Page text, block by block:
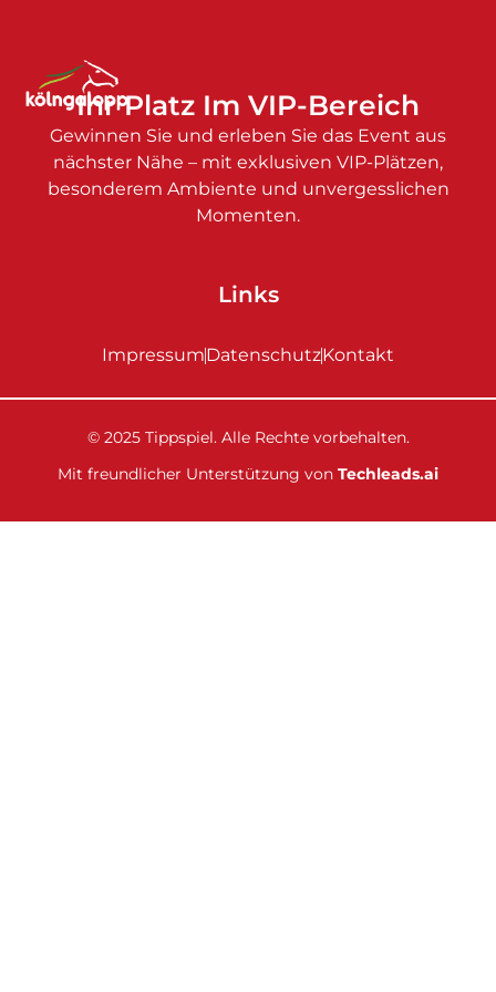
Ihr Platz Im VIP-Bereich
Gewinnen Sie und erleben Sie das Event aus
nächster Nähe – mit exklusiven VIP-Plätzen,
besonderem Ambiente und unvergesslichen
Momenten.
Links
ImpressumDatenschutzKontakt
© 2025 Tippspiel. Alle Rechte vorbehalten.
Mit freundlicher Unterstützung von Techleads.ai